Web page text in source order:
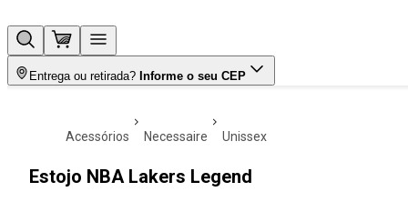
Entrega ou retirada? Informe o seu CEP
acessórios necessaire unissex
Estojo NBA Lakers Legend